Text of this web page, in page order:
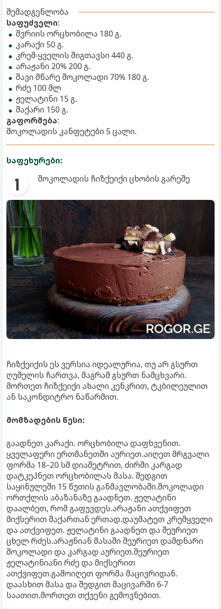
შემადგენლობა
სა­ფუძ­ვე­ლი:
შვრი­ის ორ­ცხო­ბი­ლა 180 გ.
კა­რა­ქი 50 გ.
კრემ-ყვე­ლის შიგ­თავ­სი 440 გ.
არა­ჟა­ნი 20% 200 გ.
შავი მწა­რე შო­კო­ლა­დი 70% 180 გ.
რძე 100 მლ
ჟე­ლა­ტი­ნი 15 გ.
შა­ქა­რი 150 გ.
გა­ფორ­მე­ბა:
შო­კო­ლა­დის კან­ფე­ტე­ბი 5 ცალი.
საფეხურები:
შოკოლადის ჩიზქეიქი ცხობის გარეშე
ჩიზქეიქის ეს ვერსია იდეალურია, თუ არ გსურთ
ღუმელის ჩართვა, მაგრამ გსურთ ნამცხვარი.
მორთეთ ჩიზქეიქი ახალი კენკრით, ტკბილეულით
ან საკონდიტრო ნაწარმით.
მომზადების წესი:
გაადნეთ კარაქი. ორცხობილა დაფხვენით.
ყველაფერი ერთმანეთში აურიეთ.აიღეთ მრგვალი
ფორმა 18–20 სმ დიამეტრით, ძირში კარგად
დატკეპნეთ ორცხობილას მასა. შედგით
საყინულეში 15 წუთის განმავლობაში.შოკოლადი
ორთქლის აბაზანაზე გაადნეთ. ჟელატინი
დაალბეთ, რომ გაფუვდეს.არაჟანი ათქვიფეთ
მიქსერით შაქართან ერთად.დაუმატეთ კრემყველი
და ათქვიფეთ. ჟელატინი გაადნეთ და შეურიეთ
ცხელ რძეს.არაჟნიან მასაში შეურიეთ დამდნარი
შოკოლადი და კარგად აურიეთ.შეურიეთ
ჟელატინიანი რძე და მიქსერით
ათქვიფეთ.გამოიღეთ ფორმა მაცივრიდან.
დაასხით მასა და შედგით მაცივარში 6-7
საათით.მორთეთ თქვენი გემოვნებით.